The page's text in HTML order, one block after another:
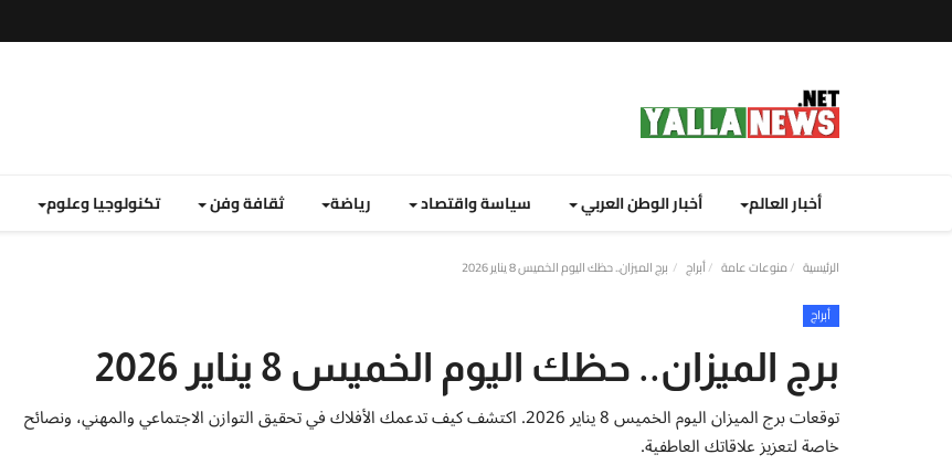
أخبار العالم أخبار الوطن العربي سياسة واقتصاد رياضة ثقافة وفن تكنولوجيا وعلوم
الرئيسية منوعات عامة أبراج برج الميزان.. حظك اليوم الخميس 8 يناير 2026
أبراج
برج الميزان.. حظك اليوم الخميس 8 يناير 2026
توقعات برج الميزان اليوم الخميس 8 يناير 2026. اكتشف كيف تدعمك الأفلاك في تحقيق التوازن الاجتماعي والمهني، ونصائح
خاصة لتعزيز علاقاتك العاطفية.